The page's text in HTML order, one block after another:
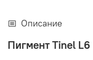
Описание
Пигмент Tinel